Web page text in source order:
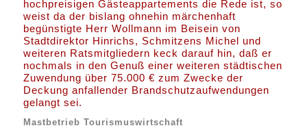
hochpreisigen Gästeappartements die Rede ist, so
weist da der bislang ohnehin märchenhaft
begünstigte Herr Wollmann im Beisein von
Stadtdirektor Hinrichs, Schmitzens Michel und
weiteren Ratsmitgliedern keck darauf hin, daß er
nochmals in den Genuß einer weiteren städtischen
Zuwendung über 75.000 € zum Zwecke der
Deckung anfallender Brandschutzaufwendungen
gelangt sei.
Mastbetrieb Tourismuswirtschaft